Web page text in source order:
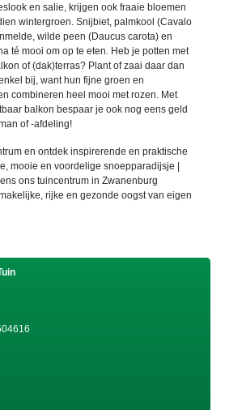
en salie, krijgen ook fraaie bloemen
wintergroen. Snijbiet, palmkool (Cavalo
wilde peen (Daucus carota) en
té mooi om op te eten. Heb je potten met
of (dak)terras? Plant of zaai daar dan
bij, want hun fijne groen en
combineren heel mooi met rozen. Met
balkon bespaar je ook nog eens geld
of -afdeling!
en ontdek inspirerende en praktische
mooie en voordelige snoepparadijsje |
ons tuincentrum in Zwanenburg
rijke en gezonde oogst van eigen